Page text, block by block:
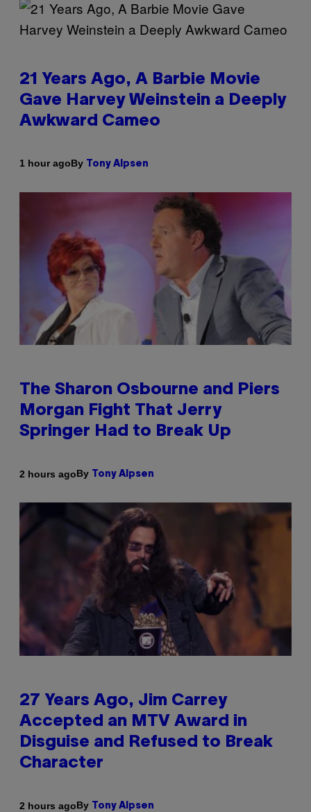
21 Years Ago, A Barbie Movie
Gave Harvey Weinstein a Deeply
Awkward Cameo
1 hour agoBy Tony Alpsen
The Sharon Osbourne and Piers
Morgan Fight That Jerry
Springer Had to Break Up
2 hours agoBy Tony Alpsen
27 Years Ago, Jim Carrey
Accepted an MTV Award in
Disguise and Refused to Break
Character
2 hours agoBy Tony Alpsen